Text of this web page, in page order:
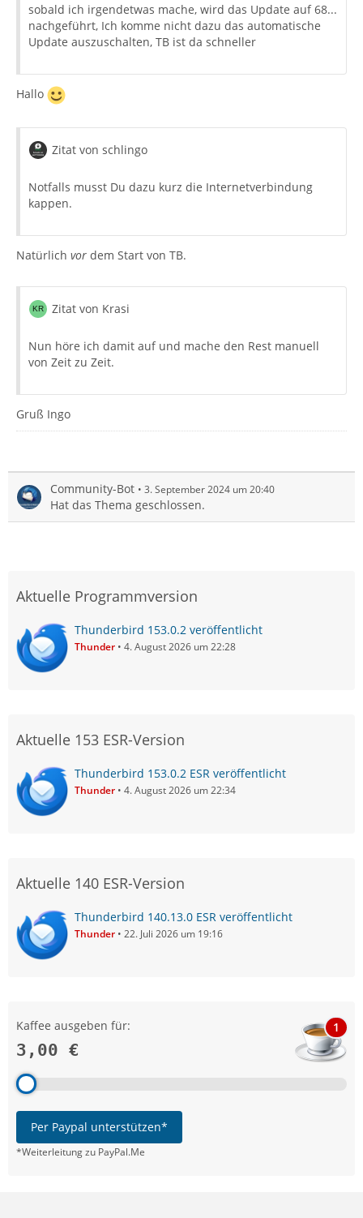
sobald ich irgendetwas mache, wird das Update auf 68...
nachgeführt, Ich komme nicht dazu das automatische
Update auszuschalten, TB ist da schneller
Hallo
Zitat von schlingo
Notfalls musst Du dazu kurz die Internetverbindung
kappen.
Natürlich vor dem Start von TB.
Zitat von Krasi
Nun höre ich damit auf und mache den Rest manuell
von Zeit zu Zeit.
Gruß Ingo
Community-Bot 3. September 2024 um 20:40
Hat das Thema geschlossen.
Aktuelle Programmversion
Thunderbird 153.0.2 veröffentlicht
Thunder 4. August 2026 um 22:28
Aktuelle 153 ESR-Version
Thunderbird 153.0.2 ESR veröffentlicht
Thunder 4. August 2026 um 22:34
Aktuelle 140 ESR-Version
Thunderbird 140.13.0 ESR veröffentlicht
Thunder 22. Juli 2026 um 19:16
Kaffee ausgeben für:
3,00 €
1
Per Paypal unterstützen*
*Weiterleitung zu PayPal.Me